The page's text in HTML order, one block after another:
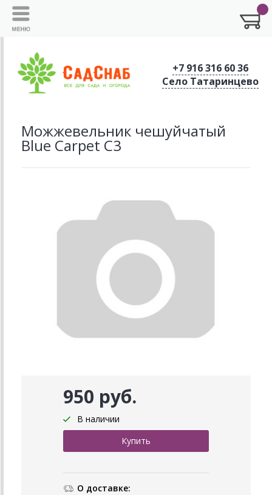
+7 916 316 60 36
Село Татаринцево
Можжевельник чешуйчатый
Blue Carpet C3
950 руб.
В наличии
О доставке: